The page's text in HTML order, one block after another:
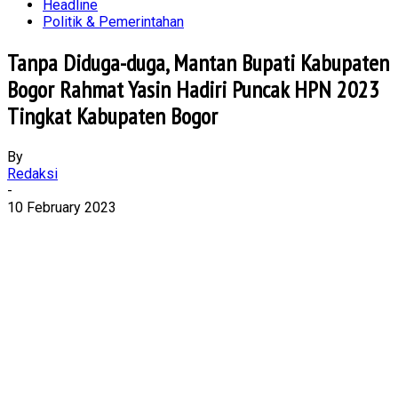
Headline
Politik & Pemerintahan
Tanpa Diduga-duga, Mantan Bupati Kabupaten
Bogor Rahmat Yasin Hadiri Puncak HPN 2023
Tingkat Kabupaten Bogor
By
Redaksi
-
10 February 2023